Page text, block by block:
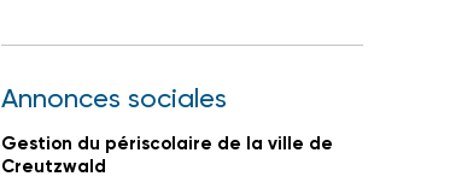
Annonces sociales
Gestion du périscolaire de la ville de
Creutzwald